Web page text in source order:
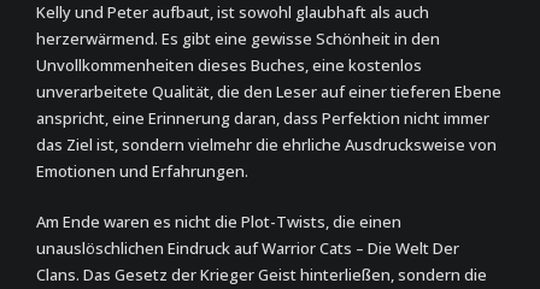
Kelly und Peter aufbaut, ist sowohl glaubhaft als auch
herzerwärmend. Es gibt eine gewisse Schönheit in den
Unvollkommenheiten dieses Buches, eine kostenlos
unverarbeitete Qualität, die den Leser auf einer tieferen Ebene
anspricht, eine Erinnerung daran, dass Perfektion nicht immer
das Ziel ist, sondern vielmehr die ehrliche Ausdrucksweise von
Emotionen und Erfahrungen.
Am Ende waren es nicht die Plot-Twists, die einen
unauslöschlichen Eindruck auf Warrior Cats – Die Welt Der
Clans. Das Gesetz der Krieger Geist hinterließen, sondern die